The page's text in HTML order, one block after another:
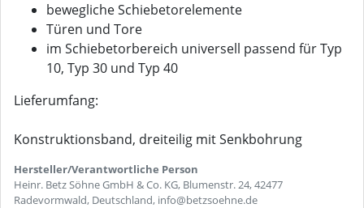
bewegliche Schiebetorelemente
Türen und Tore
im Schiebetorbereich universell passend für Typ
10, Typ 30 und Typ 40
Lieferumfang:
Konstruktionsband, dreiteilig mit Senkbohrung
Hersteller/Verantwortliche Person
Heinr. Betz Söhne GmbH & Co. KG, Blumenstr. 24, 42477
Radevormwald, Deutschland, info@betzsoehne.de